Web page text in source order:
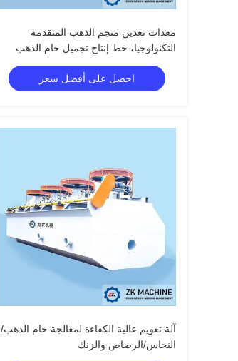
معدات تعدين منجم الذهب المتقدمة
التكنولوجيا، خط إنتاج تجميل خام الذهب
احصل على أفضل سعر
آلة تعويم عالية الكفاءة لمعالجة خام الذهب/
النحاس/الرصاص والزنك